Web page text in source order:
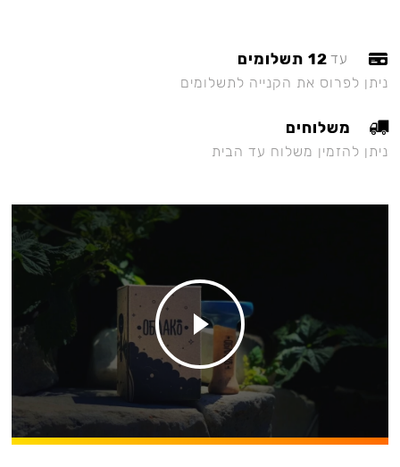
עד 12 תשלומים
ניתן לפרוס את הקנייה לתשלומים
משלוחים
ניתן להזמין משלוח עד הבית